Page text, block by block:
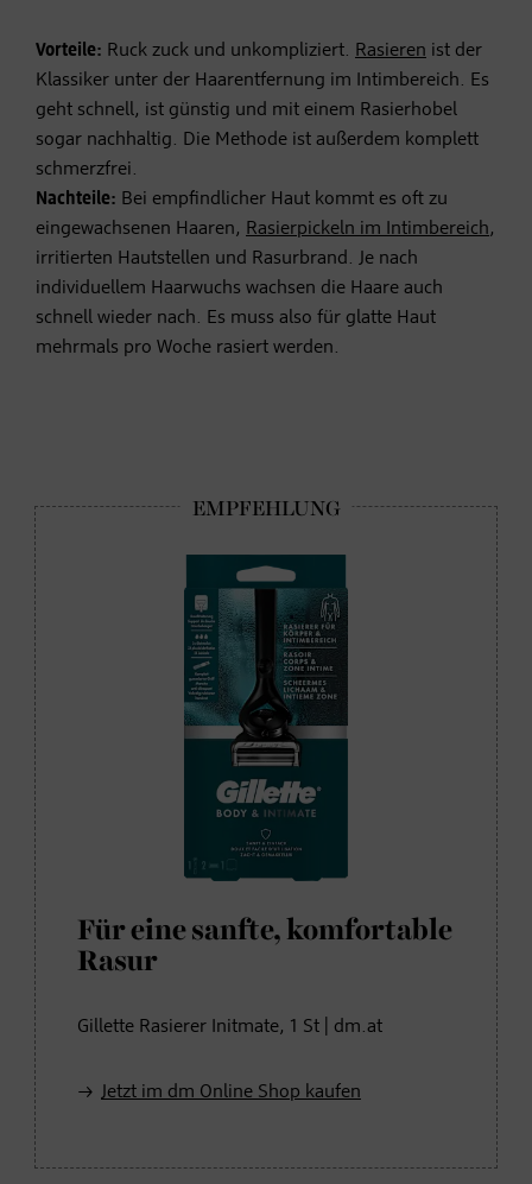
Vorteile: Ruck zuck und unkompliziert. Rasieren ist der
Klassiker unter der Haarentfernung im Intimbereich. Es
geht schnell, ist günstig und mit einem Rasierhobel
sogar nachhaltig. Die Methode ist außerdem komplett
schmerzfrei.
Nachteile: Bei empfindlicher Haut kommt es oft zu
eingewachsenen Haaren, Rasierpickeln im Intimbereich,
irritierten Hautstellen und Rasurbrand. Je nach
individuellem Haarwuchs wachsen die Haare auch
schnell wieder nach. Es muss also für glatte Haut
mehrmals pro Woche rasiert werden.
Für eine sanfte, komfortable
Rasur
Gillette Rasierer Initmate, 1 St | dm.at
Jetzt im dm Online Shop kaufen